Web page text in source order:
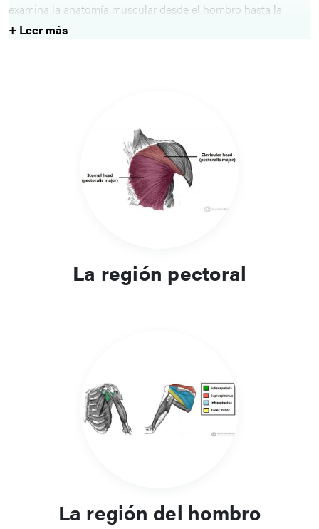
examina la anatomía muscular desde el hombro hasta la
mano y se destaca cómo los grupos musculares trabajan
inserciones, inervación y función dentro de las regiones
pectoral, del hombro, del brazo, del antebrazo y de la mano.
Las tablas y las ilustraciones ayudan a los estudiantes a
organizar esta información de manera eficiente para su
aprendizaje
+ Leer más
La región pectoral
La región del hombro